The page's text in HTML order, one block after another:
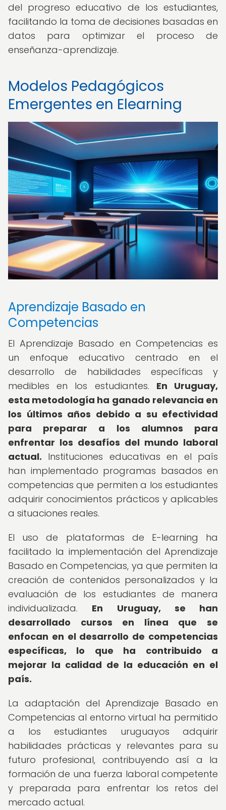
del progreso educativo de los estudiantes,
facilitando la toma de decisiones basadas en
datos para optimizar el proceso de
enseñanza-aprendizaje.
Modelos Pedagógicos
Emergentes en Elearning
Aprendizaje Basado en
Competencias
El Aprendizaje Basado en Competencias es
un enfoque educativo centrado en el
desarrollo de habilidades específicas y
medibles en los estudiantes. En Uruguay,
esta metodología ha ganado relevancia en
los últimos años debido a su efectividad
para preparar a los alumnos para
enfrentar los desafíos del mundo laboral
actual. Instituciones educativas en el país
han implementado programas basados en
competencias que permiten a los estudiantes
adquirir conocimientos prácticos y aplicables
a situaciones reales.
El uso de plataformas de E-learning ha
facilitado la implementación del Aprendizaje
Basado en Competencias, ya que permiten la
creación de contenidos personalizados y la
evaluación de los estudiantes de manera
individualizada. En Uruguay, se han
desarrollado cursos en línea que se
enfocan en el desarrollo de competencias
específicas, lo que ha contribuido a
mejorar la calidad de la educación en el
país.
La adaptación del Aprendizaje Basado en
Competencias al entorno virtual ha permitido
a los estudiantes uruguayos adquirir
habilidades prácticas y relevantes para su
futuro profesional, contribuyendo así a la
formación de una fuerza laboral competente
y preparada para enfrentar los retos del
mercado actual.